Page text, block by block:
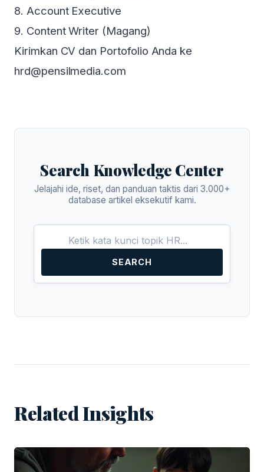
8. Account Executive
9. Content Writer (Magang)
Kirimkan CV dan Portofolio Anda ke
hrd@pensilmedia.com
Search Knowledge Center
Jelajahi ide, riset, dan panduan taktis dari 3.000+
database artikel eksekutif kami.
SEARCH
Related Insights